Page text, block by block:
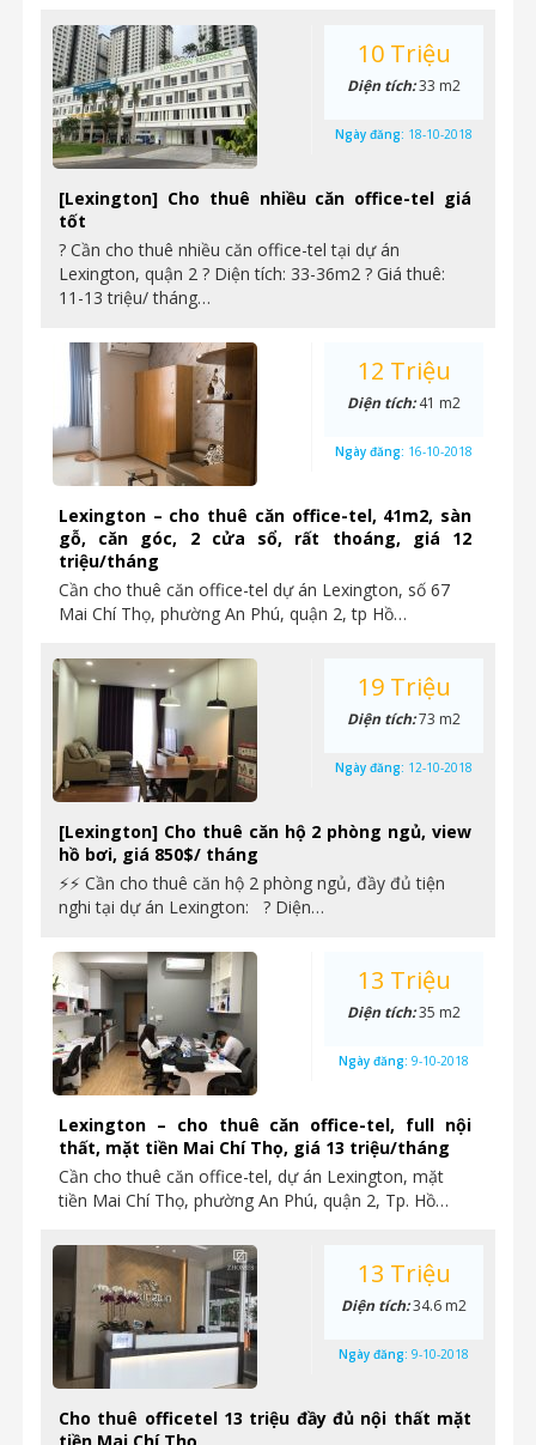
[Lexington] Cho thuê nhiều căn office-tel giá
tốt
? Cần cho thuê nhiều căn office-tel tại dự án
Lexington, quận 2 ? Diện tích: 33-36m2 ? Giá thuê:
11-13 triệu/ tháng…
10 Triệu
Diện tích:33 m2
Ngày đăng: 18-10-2018
Lexington – cho thuê căn office-tel, 41m2, sàn
gỗ, căn góc, 2 cửa sổ, rất thoáng, giá 12
triệu/tháng
Cần cho thuê căn office-tel dự án Lexington, số 67
Mai Chí Thọ, phường An Phú, quận 2, tp Hồ…
12 Triệu
Diện tích:41 m2
Ngày đăng: 16-10-2018
[Lexington] Cho thuê căn hộ 2 phòng ngủ, view
hồ bơi, giá 850$/ tháng
⚡⚡ Cần cho thuê căn hộ 2 phòng ngủ, đầy đủ tiện
nghi tại dự án Lexington: ? Diện…
19 Triệu
Diện tích:73 m2
Ngày đăng: 12-10-2018
Lexington – cho thuê căn office-tel, full nội
thất, mặt tiền Mai Chí Thọ, giá 13 triệu/tháng
Cần cho thuê căn office-tel, dự án Lexington, mặt
tiền Mai Chí Thọ, phường An Phú, quận 2, Tp. Hồ…
13 Triệu
Diện tích:35 m2
Ngày đăng: 9-10-2018
Cho thuê officetel 13 triệu đầy đủ nội thất mặt
13 Triệu
Diện tích:34.6 m2
Ngày đăng: 9-10-2018